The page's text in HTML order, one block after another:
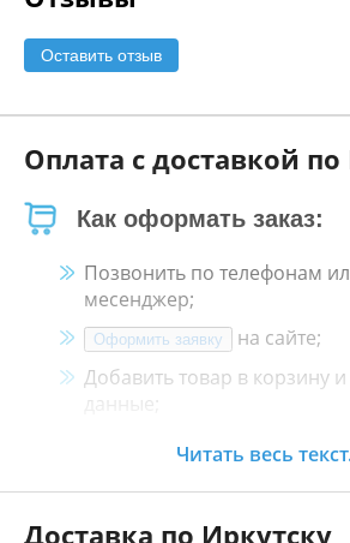
Оставить отзыв
Оплата с доставкой
Как оформать заказ:
Позвонить по телефонам
месенджер;
Оформить заявку
на сайте;
Добавить товар в корзину и
данные;
Менеджер свяжется с Вами
Как оплатить:
Читать весь
Доставка по Иркутску